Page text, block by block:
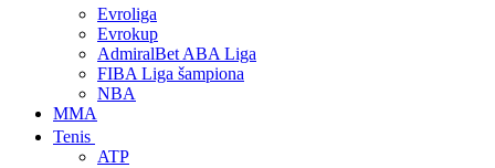
Evroliga
Evrokup
AdmiralBet ABA Liga
FIBA Liga šampiona
NBA
MMA
Tenis
ATP